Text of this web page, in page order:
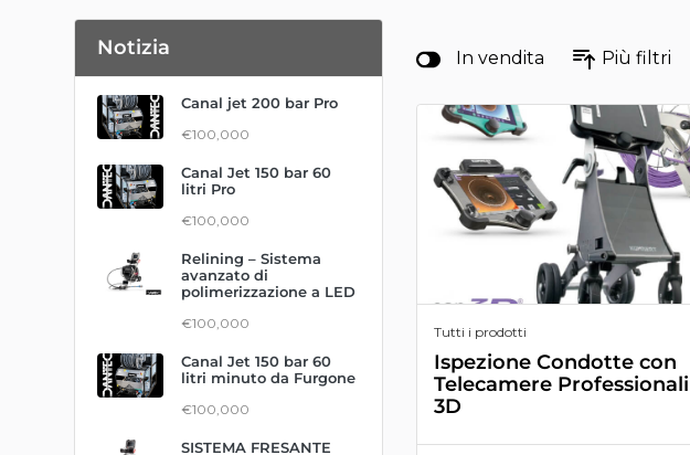
Notizia
Canal jet 200 bar Pro
€100,000
Canal Jet 150 bar 60
litri Pro
€100,000
Relining – Sistema
avanzato di
polimerizzazione a LED
€100,000
Canal Jet 150 bar 60
litri minuto da Furgone
€100,000
SISTEMA FRESANTE
In vendita Più filtri
Tutti i prodotti
Ispezione Condotte con
Telecamere Professionali
3D